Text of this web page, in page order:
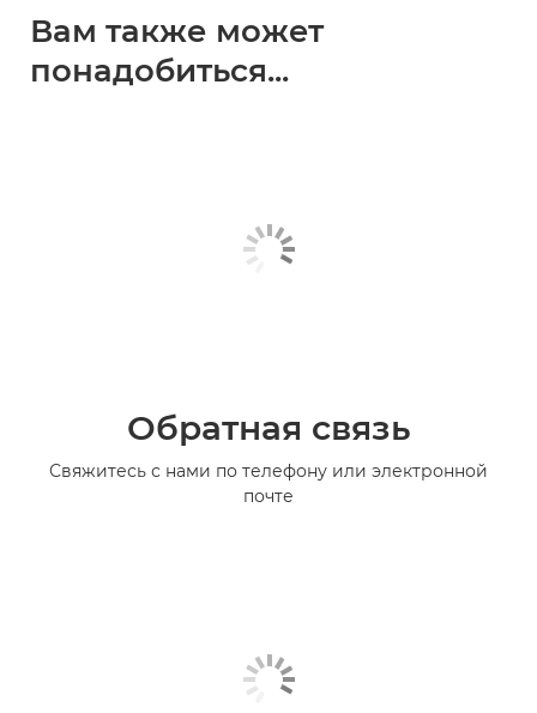
Вам также может
понадобиться...
Обратная связь
Свяжитесь с нами по телефону или электронной
почте